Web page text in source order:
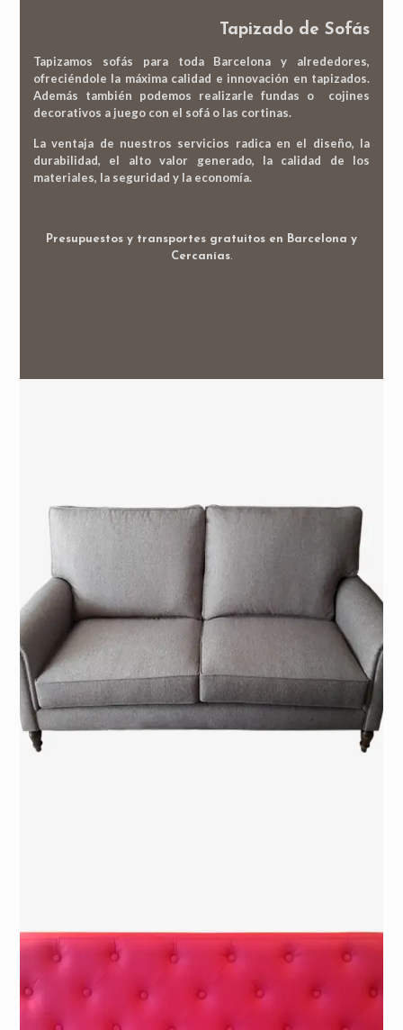
Tapizado de Sofás
Tapizamos sofás para toda Barcelona y alrededores,
ofreciéndole la máxima calidad e innovación en tapizados.
Además también podemos realizarle fundas o cojines
decorativos a juego con el sofá o las cortinas.
La ventaja de nuestros servicios radica en el diseño, la
durabilidad, el alto valor generado, la calidad de los
materiales, la seguridad y la economía.
Presupuestos y transportes gratuitos en Barcelona y
Cercanías.